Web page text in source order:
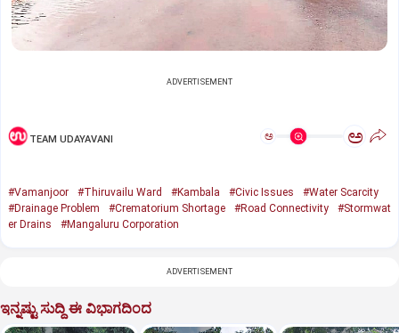
ADVERTISEMENT
TEAM UDAYAVANI ಅ ಅ
#Vamanjoor #Thiruvailu Ward #Kambala #Civic Issues
#Water Scarcity
#Drainage Problem
#Crematorium Shortage #Road Connectivity
#Stormwat
er Drains
#Mangaluru Corporation
ADVERTISEMENT
ಇನ್ನಷ್ಟು ಸುದ್ದಿ ಈ ವಿಭಾಗದಿಂದ